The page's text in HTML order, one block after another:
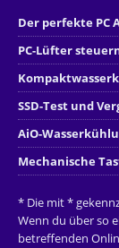
Der perfekte PC
PC-Lüfter
SSD-Test und
AiO-
Mechanische
* Die mit *
Wenn du über so
betreffenden